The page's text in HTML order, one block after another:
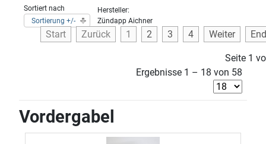
Sortiert nach
Sortierung +/-
Hersteller:
Zündapp Aichner
Start Zurück 1 2 3 4 Weiter
Seite 1
Ergebnisse 1 – 18 von 58
Vordergabel